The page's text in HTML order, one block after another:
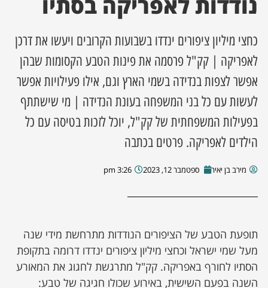
השבוע
מקומית
כחצי מיליון ציפורים ינדדו בשבועות הקרובים ויעשו את דרכן
לאפריקה | קק"ל פרסמה את פינות הטבע הקסומות שבהן
אפשר לצפות בנדידה בשמי הארץ וגם, אילו פעילויות אפשר
לעשות עם כל בני המשפחה בעונת הנדידה | מי שישתתף
בפעילות המשפחתית של קק"ל, יוכל לזכות בטיסה עם כל
הילדים לאפריקה. פרטים בכתבה
מירב בן יאיר ספטמבר 12, 2023 3:26 pm
תופעת הטבע של הציפורים הנודדות מתרחשת מידי שנה
מעל שמי ישראל וכחצי מיליון ציפורים ינדדו דרומה בתקופת
הסתיו לחורף באפריקה. קק"ל מתרגשת לחגוג את המאורע
השנה בפעם השישית, באירוע שכולו חגיגה של טבע: